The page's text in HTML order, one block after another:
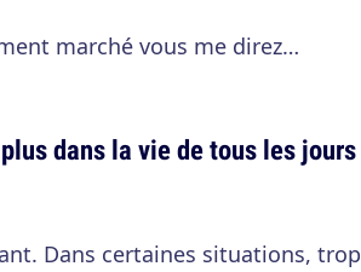
marché vous me direz…
dans la vie de tous les jours
Dans certaines situations, trop